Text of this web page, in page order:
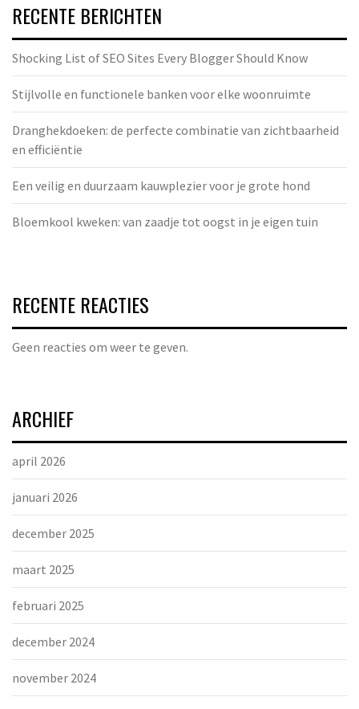
RECENTE BERICHTEN
Shocking List of SEO Sites Every Blogger Should Know
Stijlvolle en functionele banken voor elke woonruimte
Dranghekdoeken: de perfecte combinatie van zichtbaarheid
en efficiëntie
Een veilig en duurzaam kauwplezier voor je grote hond
Bloemkool kweken: van zaadje tot oogst in je eigen tuin
RECENTE REACTIES
Geen reacties om weer te geven.
ARCHIEF
april 2026
januari 2026
december 2025
maart 2025
februari 2025
december 2024
november 2024